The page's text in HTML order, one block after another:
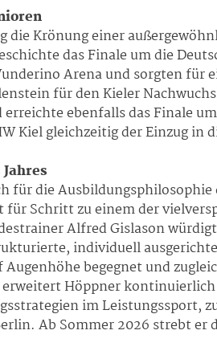
die Krönung einer
das Finale um die
Arena und sorgten für
für den Kieler
ebenfalls das Finale
Kiel gleichzeitig der Einzug in
für die
Schritt zu einem der
Alfred Gislason
individuell
begegnet und
Höppner
im Leistungssport,
Ab Sommer 2026 strebt er